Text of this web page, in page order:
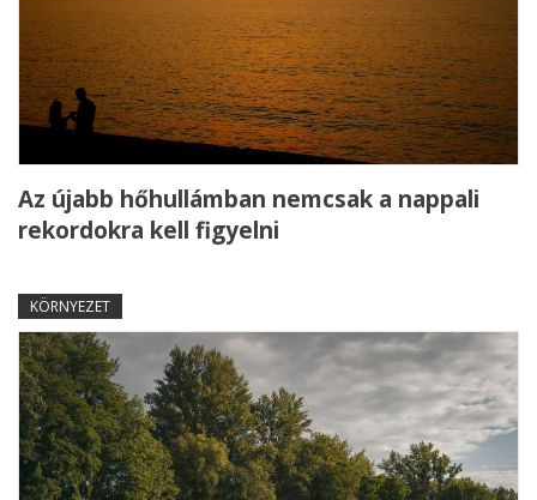
Az újabb hőhullámban nemcsak a nappali
rekordokra kell figyelni
KÖRNYEZET